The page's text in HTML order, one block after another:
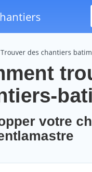
Trouver des chantiers
votre